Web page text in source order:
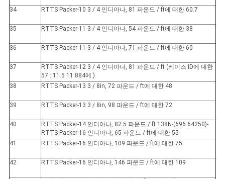
34 RTTS Packer-10 3 / 4 인디아나, 81 파운드 / ft에 대한 60.7
35 RTTS Packer-11 3 / 4 인디아나, 54 파운드 / ft에 대한 38
36 RTTS Packer-11 3 / 4 인디아나, 71 파운드 / ft에 대한 60
37
RTTS Packer-12 3 / 4 인디아나, 81 파운드 / ft (케이스 ID에 대한
57 : 11.5 11.884에.)
38
RTTS Packer-13 3 / 8in, 72 파운드 / ft에 대한 48
39 RTTS Packer-13 3 / 8in, 98 파운드 / ft에 대한 72
40
RTTS Packer-14 인디아나, 82.5 파운드 / ft 138N-(696.64250)-
RTTS Packer-16 인디아나, 65 파운드 / ft에 대한 55
41
RTTS Packer-16 인디아나, 109 파운드 / ft에 대한 75
42 RTTS Packer-16 인디아나, 146 파운드 / ft에 대한 109